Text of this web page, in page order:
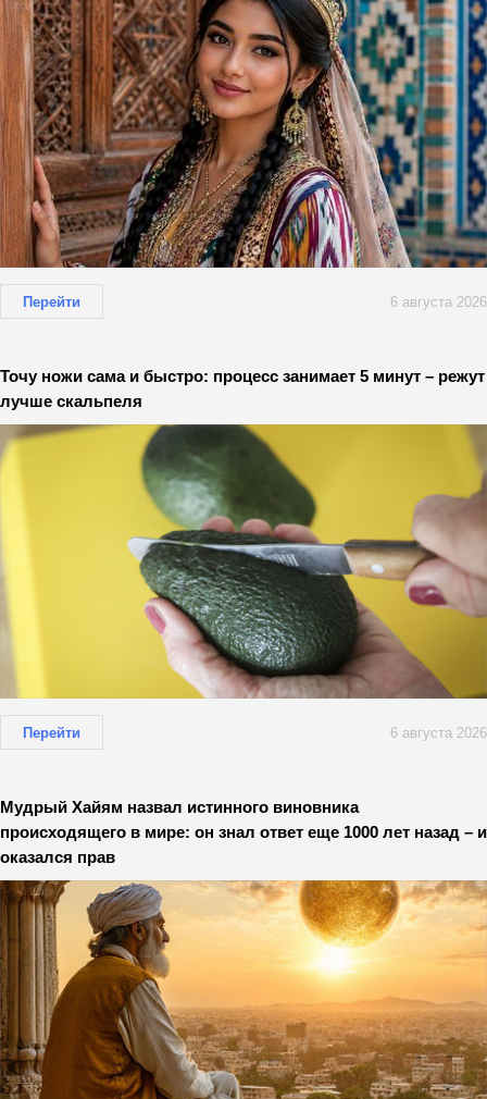
Перейти 6 августа 2026
Точу ножи сама и быстро: процесс занимает 5 минут – режут
лучше скальпеля
Перейти 6 августа 2026
Мудрый Хайям назвал истинного виновника
происходящего в мире: он знал ответ еще 1000 лет назад – и
оказался прав